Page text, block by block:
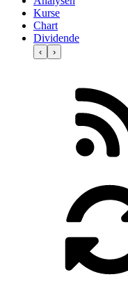
Kurse
Chart
Dividende
‹ ›